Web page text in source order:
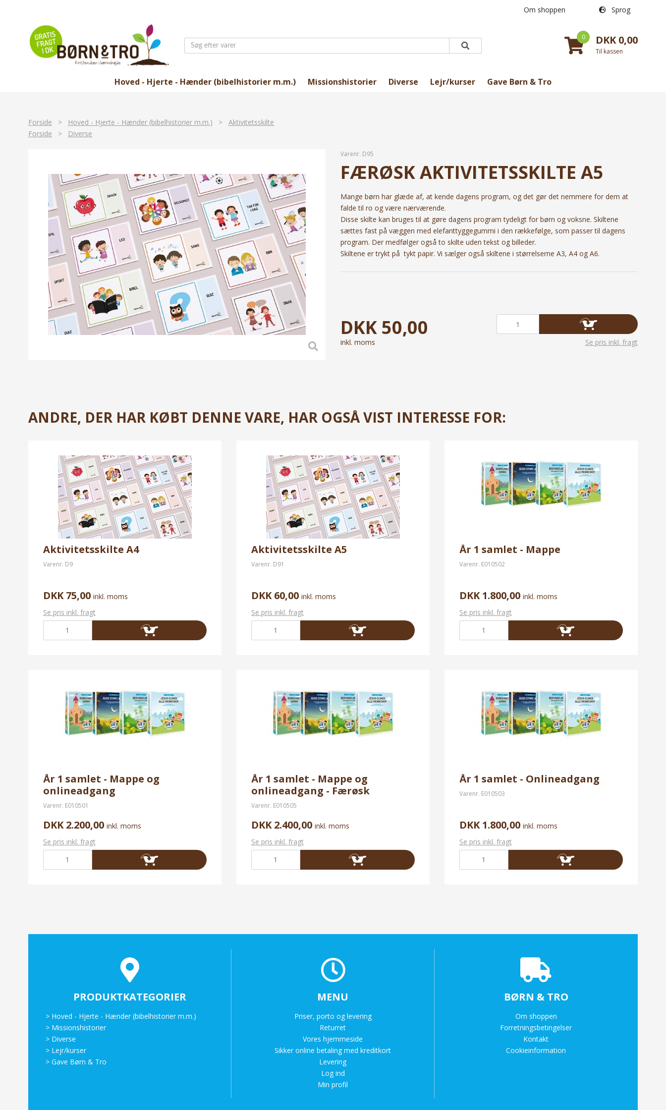
Om shoppen Sprog
0 DKK 0,00
Til kassen
Hoved - Hjerte - Hænder (bibelhistorier m.m.) Missionshistorier Diverse Lejr/kurser Gave Børn & Tro
Forside > Hoved - Hjerte - Hænder (bibelhistorier m.m.) > Aktivitetsskilte
Forside > Diverse
Varenr. D95
FÆRØSK AKTIVITETSSKILTE A5
Mange børn har glæde af, at kende dagens program, og det gør det nemmere for dem at
falde til ro og være nærværende.
Disse skilte kan bruges til at gøre dagens program tydeligt for børn og voksne. Skiltene
sættes fast på væggen med elefanttyggegummi i den rækkefølge, som passer til dagens
program. Der medfølger også to skilte uden tekst og billeder.
Skiltene er trykt på tykt papir. Vi sælger også skiltene i størrelserne A3, A4 og A6.
DKK 50,00
inkl. moms Se pris inkl. fragt
ANDRE, DER HAR KØBT DENNE VARE, HAR OGSÅ VIST INTERESSE FOR:
Aktivitetsskilte A4
Varenr. D9
DKK 75,00 inkl. moms
Se pris inkl. fragt
Aktivitetsskilte A5
Varenr. D91
DKK 60,00 inkl. moms
Se pris inkl. fragt
År 1 samlet - Mappe
Varenr. E010502
DKK 1.800,00 inkl. moms
Se pris inkl. fragt
År 1 samlet - Mappe og
onlineadgang
Varenr. E010501
DKK 2.200,00 inkl. moms
Se pris inkl. fragt
År 1 samlet - Mappe og
onlineadgang - Færøsk
Varenr. E010505
DKK 2.400,00 inkl. moms
Se pris inkl. fragt
År 1 samlet - Onlineadgang
Varenr. E010503
DKK 1.800,00 inkl. moms
Se pris inkl. fragt
PRODUKTKATEGORIER
> Hoved - Hjerte - Hænder (bibelhistorier m.m.)
> Missionshistorier
> Diverse
> Lejr/kurser
> Gave Børn & Tro
MENU
Priser, porto og levering
Returret
Vores hjemmeside
Sikker online betaling med kreditkort
Levering
Log ind
Min profil
BØRN & TRO
Om shoppen
Forretningsbetingelser
Kontakt
Cookieinformation